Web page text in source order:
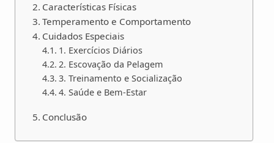
Características Físicas
Temperamento e Comportamento
Cuidados Especiais
1. Exercícios Diários
2. Escovação da Pelagem
3. Treinamento e Socialização
4. Saúde e Bem-Estar
Conclusão